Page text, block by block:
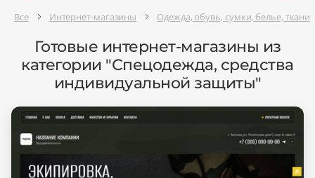
Все Интернет-магазины Одежда, обувь, сумки, белье, ткани
Готовые интернет-магазины из
категории "Спецодежда, средства
индивидуальной защиты"